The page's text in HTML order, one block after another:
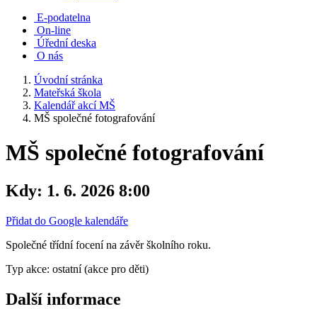
E-podatelna
On-line
Úřední deska
O nás
Úvodní stránka
Mateřská škola
Kalendář akcí MŠ
MŠ společné fotografování
MŠ společné fotografování
Kdy: 1. 6. 2026 8:00
Přidat do Google kalendáře
Společné třídní focení na závěr školního roku.
Typ akce: ostatní (akce pro děti)
Další informace